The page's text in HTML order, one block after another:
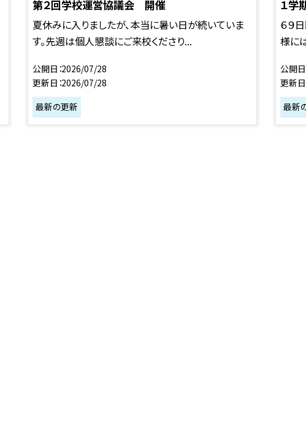
第２回学校運営協議会 開催
夏休みに入りましたが、本当に暑い日が続いていま
す。先週は個人懇談にご来校くださり...
公開日 2026/07/28
更新日 2026/07/28
最新の更新
１学
６９
様に
公開日
更新日
最新